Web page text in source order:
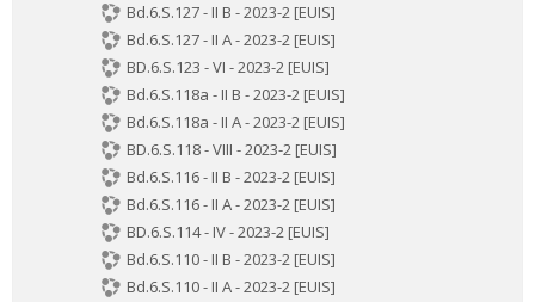
Bd.6.S.127 - II B - 2023-2 [EUIS]
Bd.6.S.127 - II A - 2023-2 [EUIS]
BD.6.S.123 - VI - 2023-2 [EUIS]
Bd.6.S.118a - II B - 2023-2 [EUIS]
Bd.6.S.118a - II A - 2023-2 [EUIS]
BD.6.S.118 - VIII - 2023-2 [EUIS]
Bd.6.S.116 - II B - 2023-2 [EUIS]
Bd.6.S.116 - II A - 2023-2 [EUIS]
BD.6.S.114 - IV - 2023-2 [EUIS]
Bd.6.S.110 - II B - 2023-2 [EUIS]
Bd.6.S.110 - II A - 2023-2 [EUIS]